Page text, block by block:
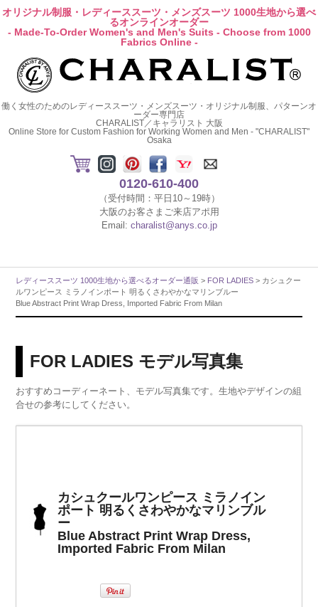
オリジナル制服・レディーススーツ・メンズスーツ 1000生地から選べ
るオンラインオーダー
- Made-To-Order Women's and Men's Suits - Choose from 1000
Fabrics Online -
働く女性のためのレディーススーツ・メンズスーツ・オリジナル制服、パターンオ
ーダー専門店
CHARALIST／キャラリスト 大阪
Online Store for Custom Fashion for Working Women and Men - "CHARALIST"
Osaka
0120-610-400
（受付時間：平日10～19時）
大阪のお客さまご来店アポ用
Email: charalist@anys.co.jp
レディーススーツ 1000生地から選べるオーダー通販 > FOR LADIES > カシュクー
ルワンピース ミラノインポート 明るくさわやかなマリンブルー
Blue Abstract Print Wrap Dress, Imported Fabric From Milan
FOR LADIES モデル写真集
おすすめコーディーネート、モデル写真集です。生地やデザインの組
合せの参考にしてください。
カシュクールワンピース ミラノイン
ポート 明るくさわやかなマリンブル
ー
Blue Abstract Print Wrap Dress,
Imported Fabric From Milan